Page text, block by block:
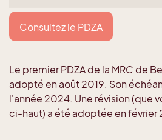
Consultez le PDZA
Le premier PDZA de la MRC de
adopté en août 2019. Son
l'année 2024. Une révision (que
ci-haut) a été adoptée en février